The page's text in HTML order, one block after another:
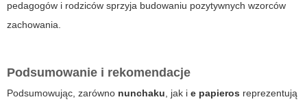
pedagogów i rodziców sprzyja budowaniu pozytywnych wzorców
zachowania.
Podsumowanie i rekomendacje
Podsumowując, zarówno nunchaku, jak i e papieros reprezentują